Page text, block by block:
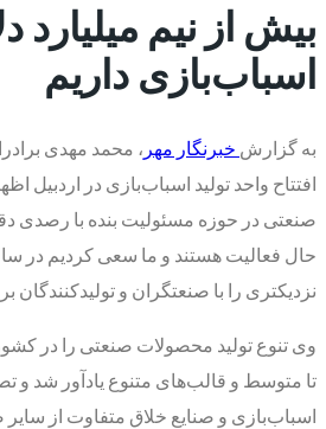
بیش از نیم میلیارد
اسباب‌بازی داریم
به گزارش خبرنگار مهر ، محمد مهدی
صنعتی در حوزه مسئولیت بنده با رصدی
حال فعالیت هستند و ما سعی کردیم در
نزدیکتری را با صنعتگران و تولیدکنندگان
وی تنوع تولید محصولات صنعتی را در
تا متوسط و قالب‌های متنوع یادآور شد و
اسباب‌بازی و صنایع خلاق متفاوت از